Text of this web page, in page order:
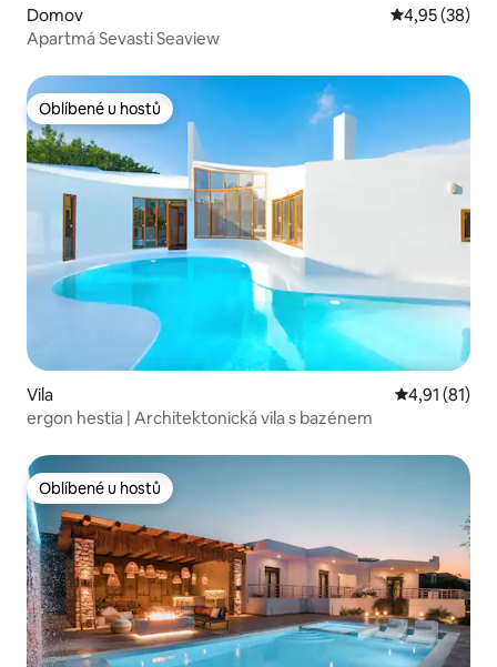
Domov Průměrné
4,95 (38)
Apartmá Sevasti Seaview
Oblíbené u hostů
Oblíbené u hostů
Vila Průměrné
4,91 (81)
ergon hestia | Architektonická vila s bazénem
Oblíbené u hostů
Oblíbené u hostů